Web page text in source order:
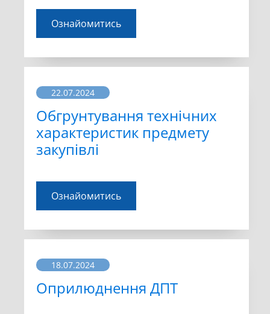
Ознайомитись
22.07.2024
Обгрунтування технічних
характеристик предмету
закупівлі
Ознайомитись
18.07.2024
Оприлюднення ДПТ